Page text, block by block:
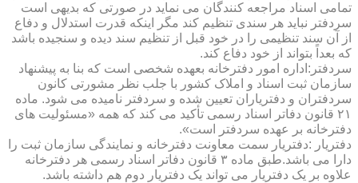
تمامی اسناد مراجعه کنندگان می نماید در صورتی که بدیهی است
سردفتر نباید هر سندی تنظیم کند مگر اینکه قدرت استدلال و دفاع
از آن سند تنظیمی را در خود قبل از تنظیم سند دیده و سنجیده باشد
که بعداً بتواند از خود دفاع کند.
سردفتر:اداره امور دفترخانه بعهده شخصی است که بنا به پیشنهاد
سازمان ثبت اسناد و املاک کشور با جلب نظر مشورتی کانون
سردفتران و دفتریاران تعیین شده و سردفتر نامیده می شود. ماده
۲۱ قانون دفاتر اسناد رسمی تأکید می کند که همه «مسئولیت های
دفترخانه بر عهده سردفتر است».
دفتریار :دفتریار سمت معاونت دفترخانه و نمایندگی سازمان ثبت را
دارا می باشد.طبق ماده ۳ قانون دفاتر اسناد رسمی هر دفترخانه
علاوه بر یک دفتریار می تواند یک دفتریار دوم هم داشته باشد.